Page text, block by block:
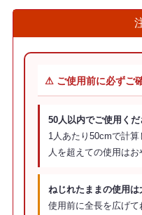
⚠ ご使用前に必ずご
50人以内でご使用くだ
1人あたり50cmで計
人を超えての使用はお
ねじれたままの使用は
使用前に全長を広げ